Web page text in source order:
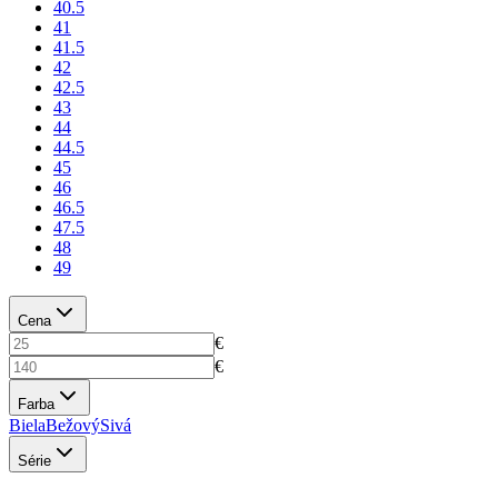
40.5
41
41.5
42
42.5
43
44
44.5
45
46
46.5
47.5
48
49
Cena
€
€
Farba
BielaBežovýSivá
Série